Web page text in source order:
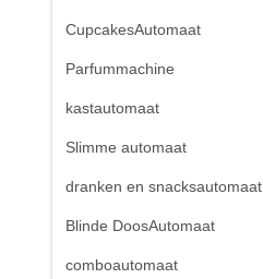
CupcakesAutomaat
Parfummachine
kastautomaat
Slimme automaat
dranken en snacksautomaat
Blinde DoosAutomaat
comboautomaat